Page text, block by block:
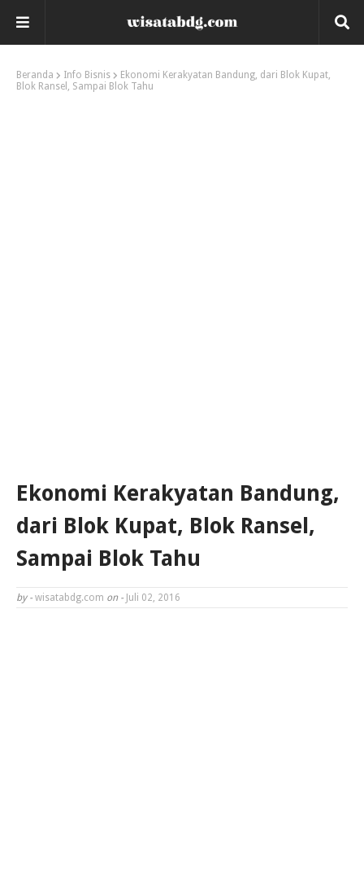
Beranda Info Bisnis
Ekonomi Kerakyatan Bandung, dari Blok Kupat,
Blok Ransel, Sampai Blok Tahu
Ekonomi Kerakyatan Bandung,
dari Blok Kupat, Blok Ransel,
Sampai Blok Tahu
by - wisatabdg.com on - Juli 02, 2016